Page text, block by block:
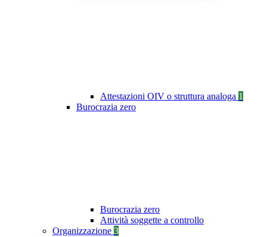
Attestazioni OIV o struttura analoga 1
Burocrazia zero
Burocrazia zero
Attività soggette a controllo
Organizzazione 3